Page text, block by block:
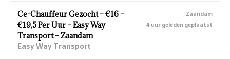
Ce-Chauffeur Gezocht – €16 –
€19,5 Per Uur – Easy Way
Transport – Zaandam
Easy Way Transport
Zaandam
4 uur geleden geplaatst